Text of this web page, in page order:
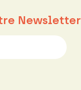
Newsletter